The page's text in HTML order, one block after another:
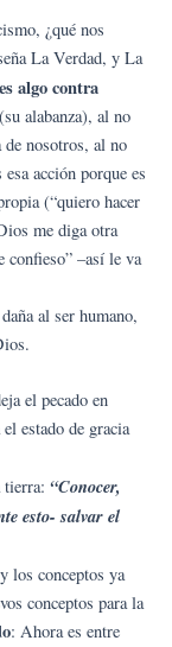
¿qué nos
La Verdad, y La
algo contra
alabanza), al no
de nosotros, al no
acción porque es
(“quiero hacer
me diga otra
confieso” –así le va
daña al ser humano,
el pecado en
estado de gracia
tierra: “Conocer,
esto- salvar el
los conceptos ya
conceptos para la
: Ahora es entre